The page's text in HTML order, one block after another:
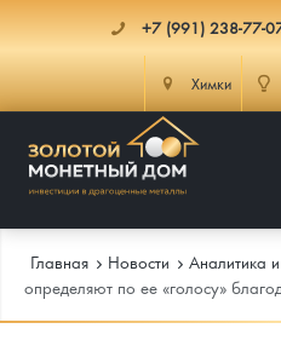
+7 (991) 238-77-
Химки
Главная Новости Аналитика
определяют по ее «голосу»